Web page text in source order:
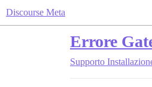
Discourse Meta
Errore
Supporto